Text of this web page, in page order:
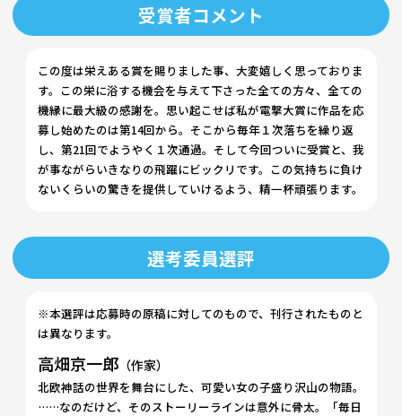
受賞者コメント
この度は栄えある賞を賜りました事、大変嬉しく思っておりま
す。この栄に浴する機会を与えて下さった全ての方々、全ての
機縁に最大級の感謝を。思い起こせば私が電撃大賞に作品を応
募し始めたのは第14回から。そこから毎年１次落ちを繰り返
し、第21回でようやく１次通過。そして今回ついに受賞と、我
が事ながらいきなりの飛躍にビックリです。この気持ちに負け
ないくらいの驚きを提供していけるよう、精一杯頑張ります。
選考委員選評
※本選評は応募時の原稿に対してのもので、刊行されたものと
は異なります。
高畑京一郎 （作家）
北欧神話の世界を舞台にした、可愛い女の子盛り沢山の物語。
……なのだけど、そのストーリーラインは意外に骨太。「毎日